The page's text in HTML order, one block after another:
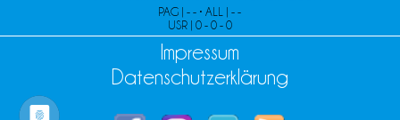
PAG | - - • ALL | - -
USR | 0 - 0 - 0
Impressum
Datenschutzerklärung